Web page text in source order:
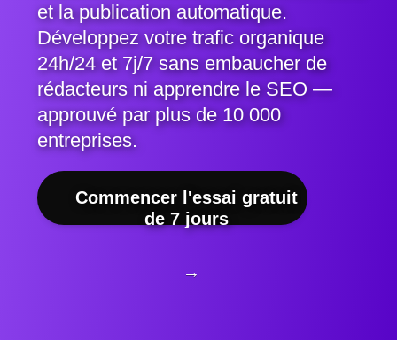
et la publication automatique.
Développez votre trafic organique
24h/24 et 7j/7 sans embaucher de
rédacteurs ni apprendre le SEO —
approuvé par plus de 10 000
entreprises.
Commencer l'essai gratuit
de 7 jours
→